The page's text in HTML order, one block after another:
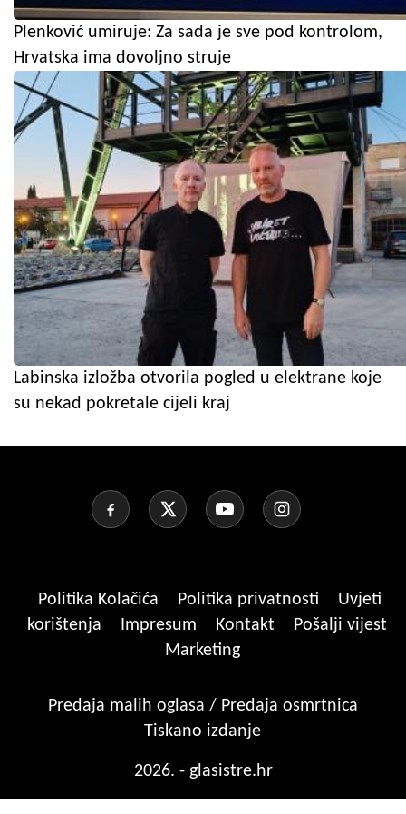
Plenković umiruje: Za sada je sve pod kontrolom,
Hrvatska ima dovoljno struje
Labinska izložba otvorila pogled u elektrane koje
su nekad pokretale cijeli kraj
Politika Kolačića Politika privatnosti
Uvjeti
korištenja
Impresum Kontakt
Pošalji vijest
Marketing
Predaja malih oglasa / Predaja osmrtnica
Tiskano izdanje
2026. - glasistre.hr